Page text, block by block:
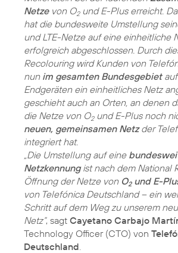
Netzevon O2und E-Plus erreicht.
hat die bundesweite Umstellung
und LTE-Netze auf eine einheitliche
erfolgreich abgeschlossen. Durch
Recolouring wird Kunden von
nun im gesamten Bundesgebietauf
Endgeräten ein einheitliches Netz
geschieht auch an Orten, an denen
die Netze von O2und E-Plus noch
neuen, gemeinsamen Netzder
integriert hat.
„Die Umstellung auf eine
Netzkennungist nach dem National
Öffnung der Netze von O2und E-
von Telefónica Deutschland – ein
Schritt auf dem Weg zu unserem
Netz“, sagt Cayetano Carbajo
Technology Officer (CTO) von
Deutschland